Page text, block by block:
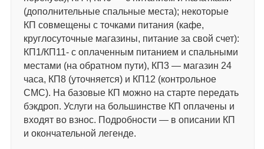
(дополнительные спальные места); некоторые
КП совмещены с точками питания (кафе,
круглосуточные магазины, питание за свой счет):
КП1/КП11- с оплаченным питанием и спальными
местами (на обратном пути), КП3 — магазин 24
часа, КП8 (уточняется) и КП12 (контрольное
СМС). На базовые КП можно на старте передать
бэкдроп. Услуги на большинстве КП оплачены и
входят во взнос. Подробности — в описании КП
и окончательной легенде.